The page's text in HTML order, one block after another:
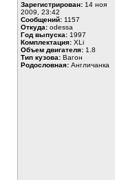
Зарегистрирован: 14 ноя
2009, 23:42
Сообщений: 1157
Откуда: odessa
Год выпуска: 1997
Комплектация: XLi
Объем двигателя: 1.8
Тип кузова: Вагон
Родословная: Англичанка